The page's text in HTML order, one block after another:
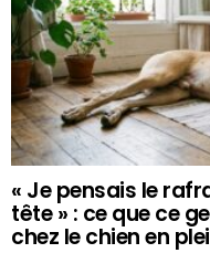
« Je pensais le
tête » : ce que ce
chez le chien en